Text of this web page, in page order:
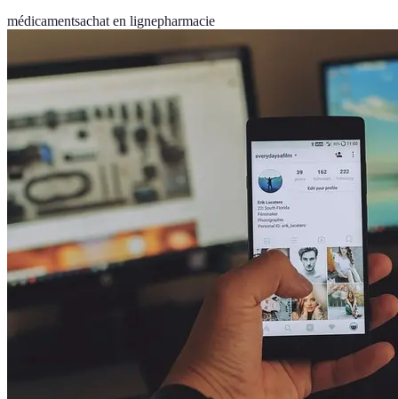
médicamentsachat en lignepharmacie